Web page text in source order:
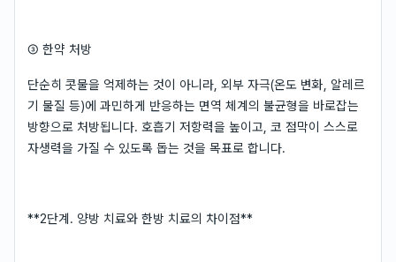
③ 한약 처방
단순히 콧물을 억제하는 것이 아니라, 외부 자극(온도 변화, 알레르
기 물질 등)에 과민하게 반응하는 면역 체계의 불균형을 바로잡는
방향으로 처방됩니다. 호흡기 저항력을 높이고, 코 점막이 스스로
자생력을 가질 수 있도록 돕는 것을 목표로 합니다.
**2단계. 양방 치료와 한방 치료의 차이점**